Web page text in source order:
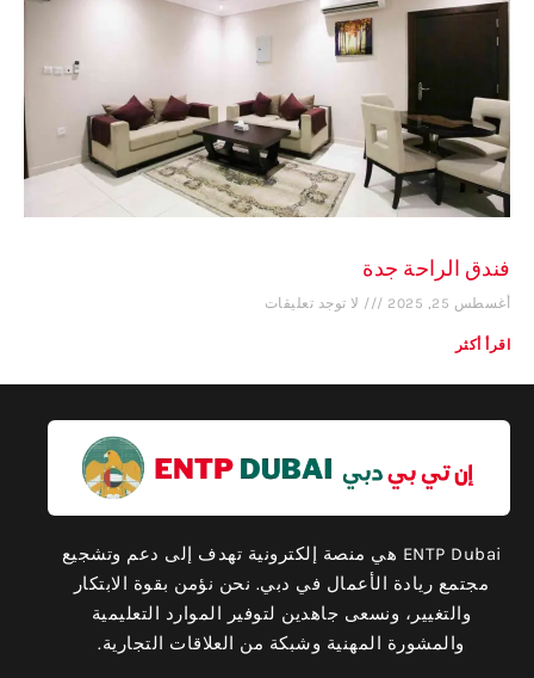
فندق الراحة جدة
أغسطس 25, 2025 لا توجد تعليقات
اقرأ أكثر
ENTP Dubai هي منصة إلكترونية تهدف إلى دعم وتشجيع
مجتمع ريادة الأعمال في دبي. نحن نؤمن بقوة الابتكار
والتغيير، ونسعى جاهدين لتوفير الموارد التعليمية
والمشورة المهنية وشبكة من العلاقات التجارية.